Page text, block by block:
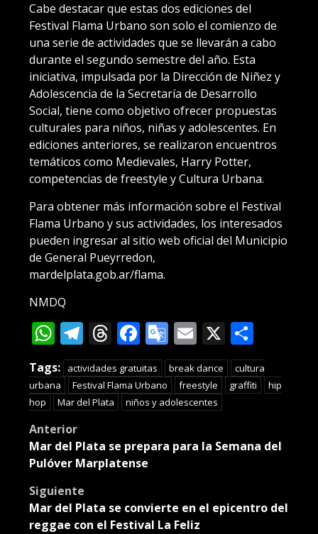
Cabe destacar que estas dos ediciones del
Festival Flama Urbano son solo el comienzo de
una serie de actividades que se llevarán a cabo
durante el segundo semestre del año. Esta
iniciativa, impulsada por la Dirección de Niñez y
Adolescencia de la Secretaría de Desarrollo
Social, tiene como objetivo ofrecer propuestas
culturales para niños, niñas y adolescentes. En
ediciones anteriores, se realizaron encuentros
temáticos como Medievales, Harry Potter,
competencias de freestyle y Cultura Urbana.
Para obtener más información sobre el Festival
Flama Urbano y sus actividades, los interesados
pueden ingresar al sitio web oficial del Municipio
de General Pueyrredon,
mardelplata.gob.ar/flama.
NMDQ
WhatsApp
Telegram
Threads
Facebook
Google
Translate
Email
X
Tags: actividades gratuitas break dance
cultura
urbana
Festival Flama Urbano freestyle graffiti
hip
hop
Mar del Plata niños y adolescentes
Post
navigation
Anterior
Mar del Plata se prepara para la Semana del
Pulóver Marplatense
Siguiente
Mar del Plata se convierte en el epicentro del
reggae con el Festival La Feliz